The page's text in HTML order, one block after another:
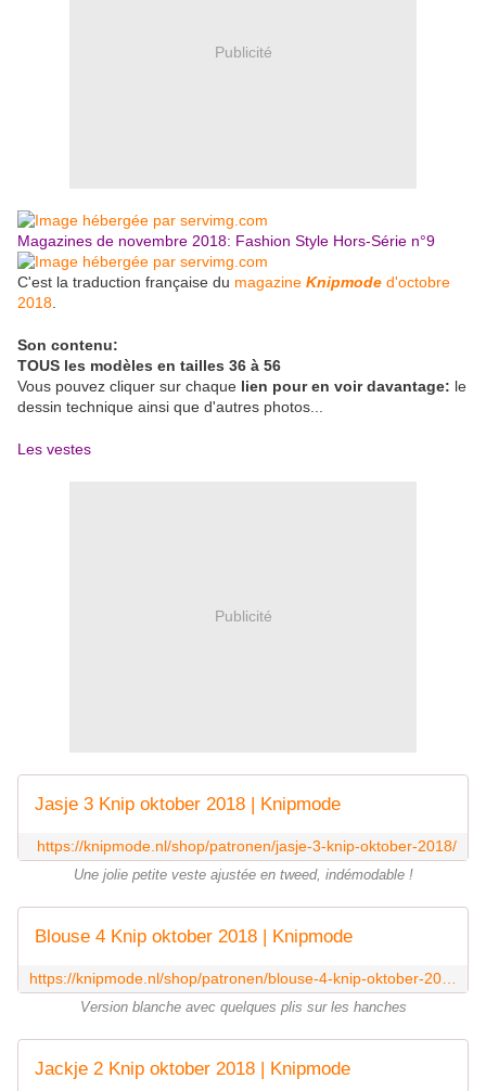
Publicité
Magazines de novembre 2018: Fashion Style Hors-Série n°9
C'est la traduction française du magazine Knipmode d'octobre
2018
Son contenu:
TOUS les modèles en tailles 36 à 56
Vous pouvez cliquer sur chaque lien pour en voir davantage: le
dessin technique ainsi que d'autres photos...
Les vestes
Publicité
Jasje 3 Knip oktober 2018 | Knipmode
https://knipmode.nl/shop/patronen/jasje-3-knip-oktober-2018/
Une jolie petite veste ajustée en tweed, indémodable !
Blouse 4 Knip oktober 2018 | Knipmode
Version blanche avec quelques plis sur les hanches
Jackje 2 Knip oktober 2018 | Knipmode